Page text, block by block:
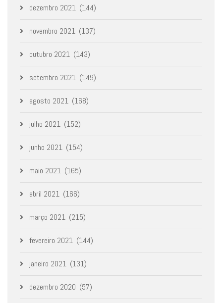
dezembro 2021 (144)
novembro 2021 (137)
outubro 2021 (143)
setembro 2021 (149)
agosto 2021 (168)
julho 2021 (152)
junho 2021 (154)
maio 2021 (165)
abril 2021 (166)
março 2021 (215)
fevereiro 2021 (144)
janeiro 2021 (131)
dezembro 2020 (57)